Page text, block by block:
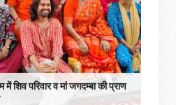
में शिव परिवार व मां जगदम्बा की प्राण